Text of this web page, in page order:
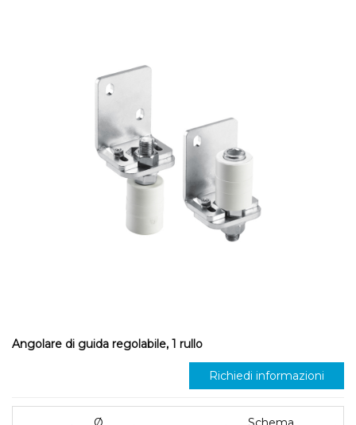
Angolare di guida regolabile, 1 rullo
Richiedi informazioni